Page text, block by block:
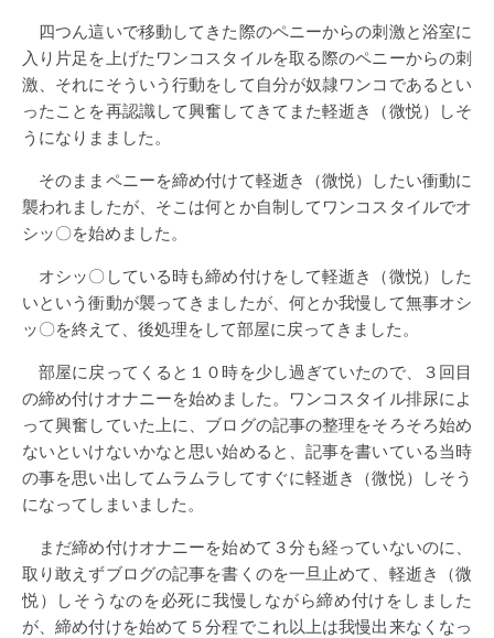
四つん這いで移動してきた際のペニーからの刺激と浴室に
入り片足を上げたワンコスタイルを取る際のペニーからの刺
激、それにそういう行動をして自分が奴隷ワンコであるとい
ったことを再認識して興奮してきてまた軽逝き（微悦）しそ
うになりまました。
そのままペニーを締め付けて軽逝き（微悦）したい衝動に
襲われましたが、そこは何とか自制してワンコスタイルでオ
シッ〇を始めました。
オシッ〇している時も締め付けをして軽逝き（微悦）した
いという衝動が襲ってきましたが、何とか我慢して無事オシ
ッ〇を終えて、後処理をして部屋に戻ってきました。
部屋に戻ってくると１０時を少し過ぎていたので、３回目
の締め付けオナニーを始めました。ワンコスタイル排尿によ
って興奮していた上に、ブログの記事の整理をそろそろ始め
ないといけないかなと思い始めると、記事を書いている当時
の事を思い出してムラムラしてすぐに軽逝き（微悦）しそう
になってしまいました。
まだ締め付けオナニーを始めて３分も経っていないのに、
取り敢えずブログの記事を書くのを一旦止めて、軽逝き（微
悦）しそうなのを必死に我慢しながら締め付けをしました
が、締め付けを始めて５分程でこれ以上は我慢出来なくなっ